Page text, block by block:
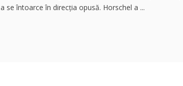
a se întoarce în direcția opusă. Horschel a ...